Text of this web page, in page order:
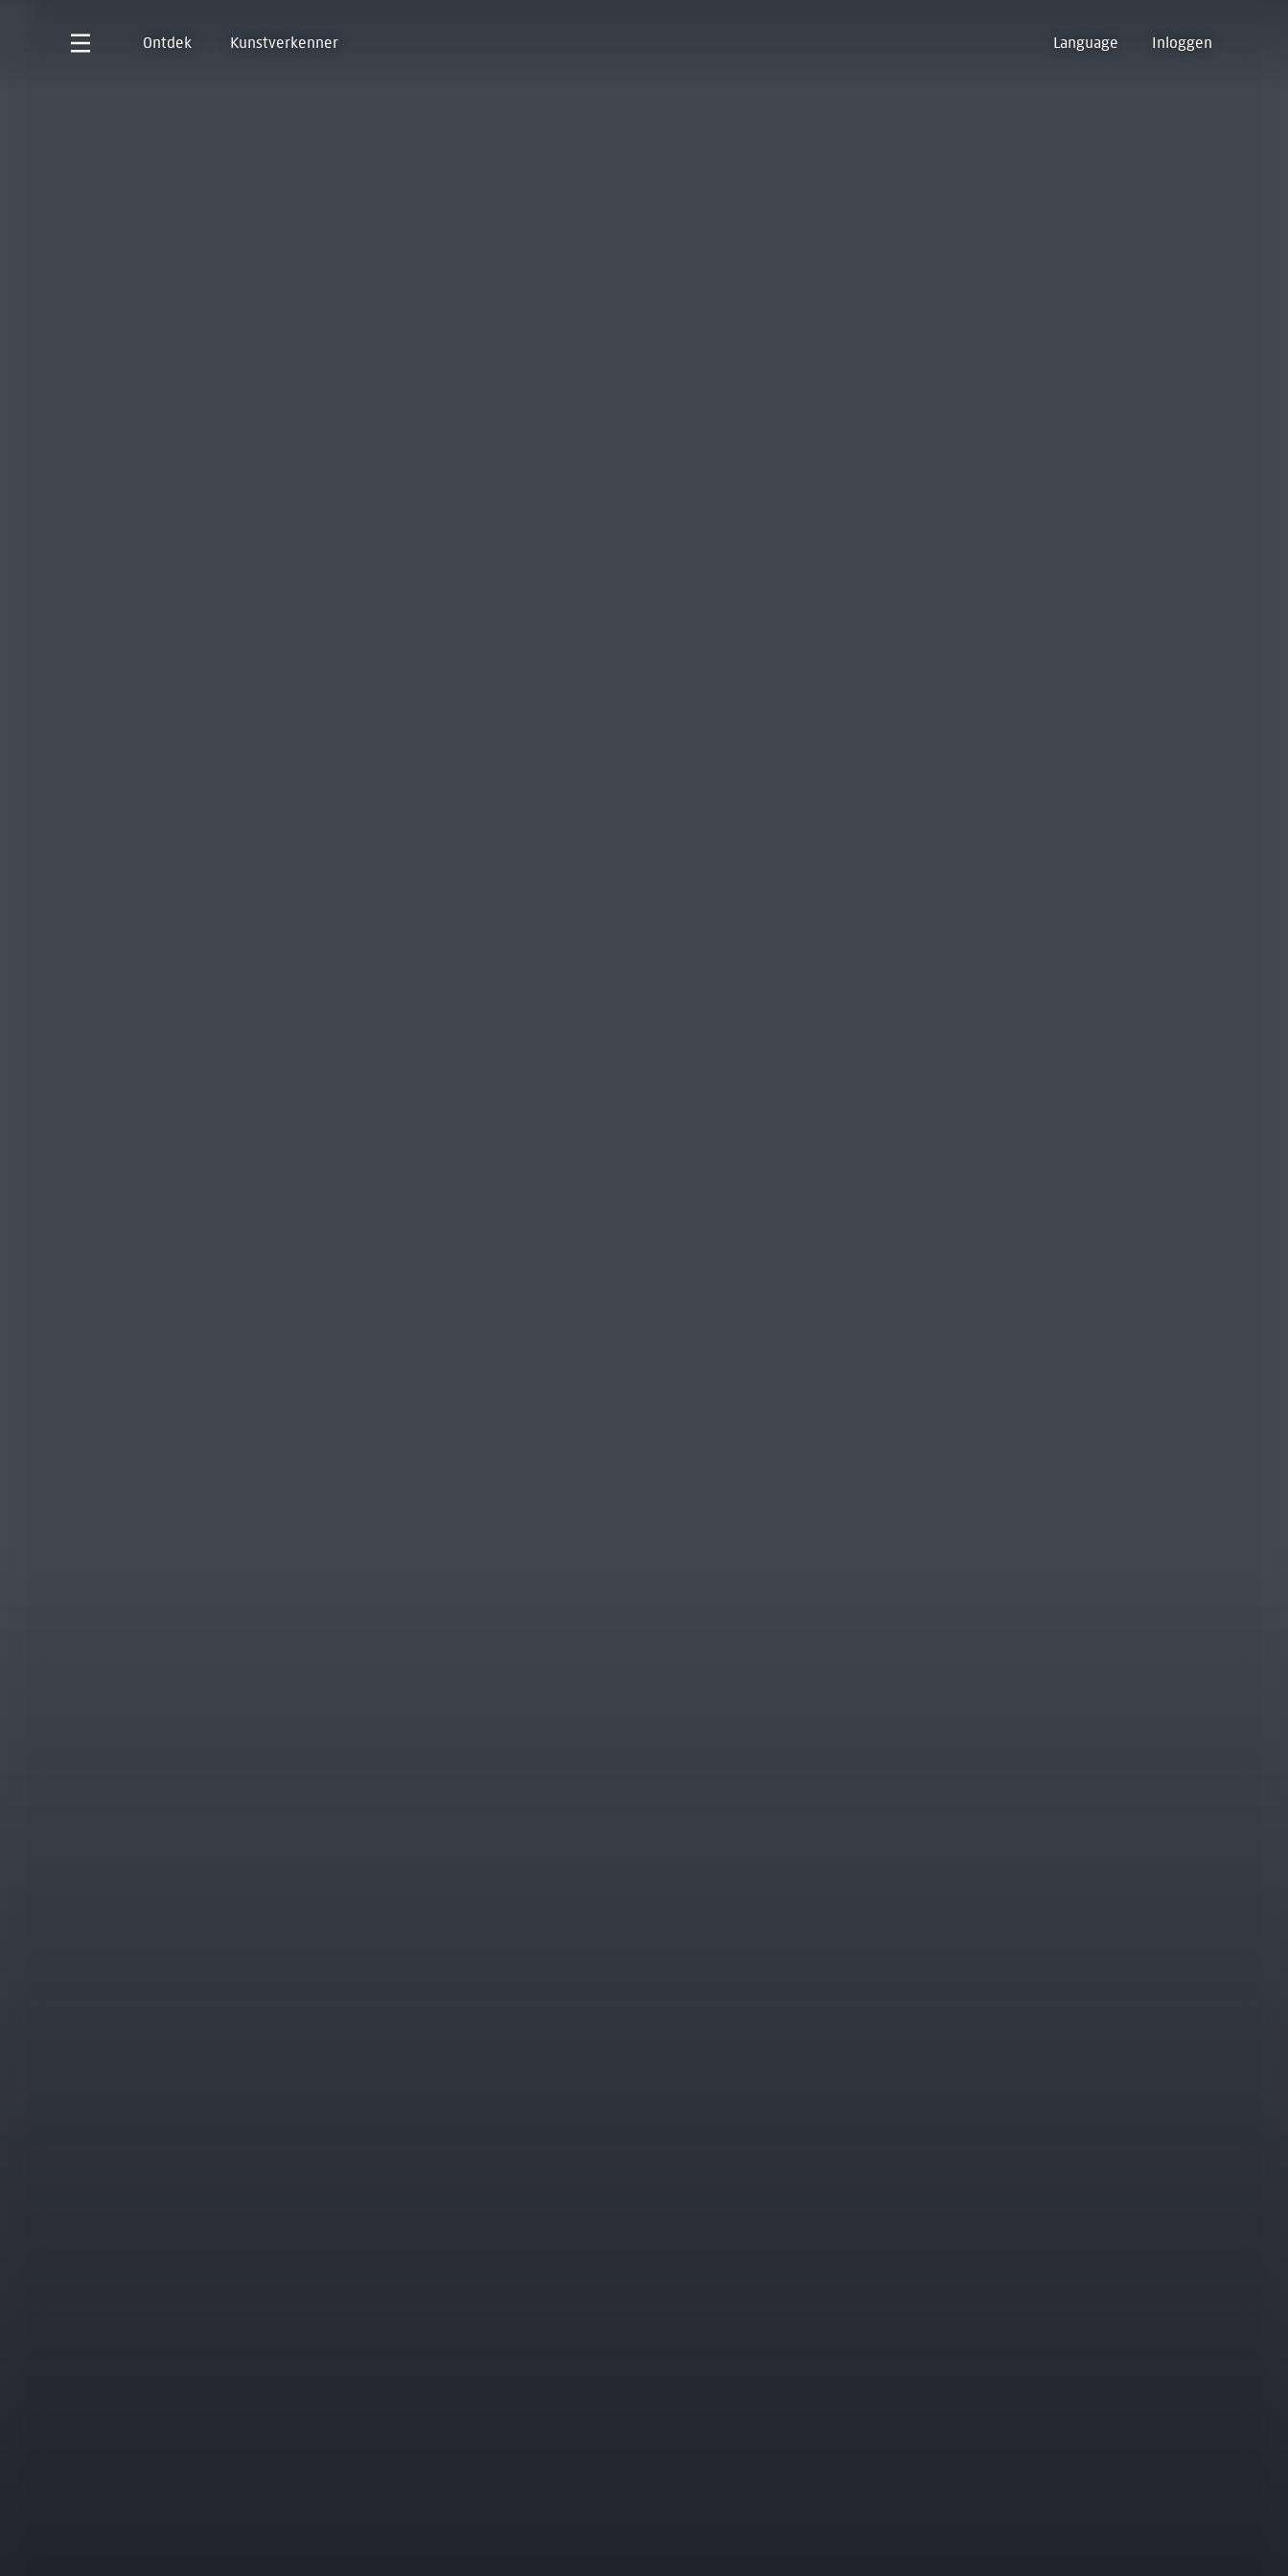
Ontdek Kunstverkenner Language Inloggen